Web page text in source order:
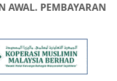
AWAL. PEMBAYARAN